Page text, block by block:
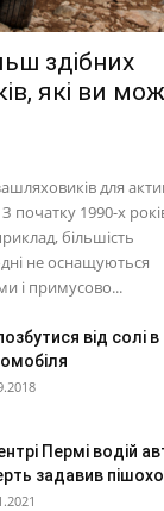
здібних
які ви
для
початку 1990-х
більшість
не оснащуються
і примусово...
від солі в
Пермі водій
задавив